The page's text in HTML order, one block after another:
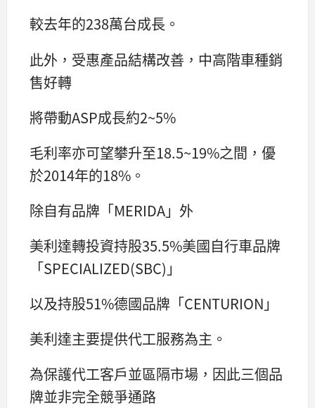
較去年的238萬台成長。
此外，受惠產品結構改善，中高階車種銷
售好轉
將帶動ASP成長約2~5%
毛利率亦可望攀升至18.5~19%之間，優
於2014年的18%。
除自有品牌「MERIDA」外
美利達轉投資持股35.5%美國自行車品牌
「SPECIALIZED(SBC)」
以及持股51%德國品牌「CENTURION」
美利達主要提供代工服務為主。
為保護代工客戶並區隔市場，因此三個品
牌並非完全競爭通路